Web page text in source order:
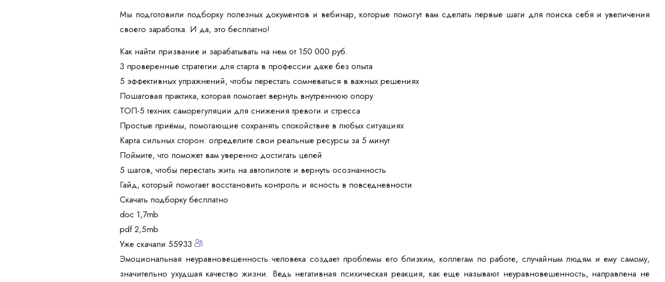
Мы подготовили подборку полезных документов и вебинар, которые помогут вам сделать первые шаги для поиска себя и увеличения
своего заработка. И да, это бесплатно!
Как найти призвание и зарабатывать на нем от 150 000 руб.
3 проверенные стратегии для старта в профессии даже без опыта
5 эффективных упражнений, чтобы перестать сомневаться в важных решениях
Пошаговая практика, которая помогает вернуть внутреннюю опору
ТОП-5 техник саморегуляции для снижения тревоги и стресса
Простые приёмы, помогающие сохранять спокойствие в любых ситуациях
Карта сильных сторон: определите свои реальные ресурсы за 5 минут
Поймите, что поможет вам уверенно достигать целей
5 шагов, чтобы перестать жить на автопилоте и вернуть осознанность
Гайд, который помогает восстановить контроль и ясность в повседневности
Скачать подборку бесплатно
doc 1,7mb
pdf 2,5mb
Уже скачали 55933
Эмоциональная неуравновешенность человека создает проблемы его близким, коллегам по работе, случайным людям и ему самому,
значительно ухудшая качество жизни. Ведь негативная психическая реакция, как еще называют неуравновешенность, направлена не